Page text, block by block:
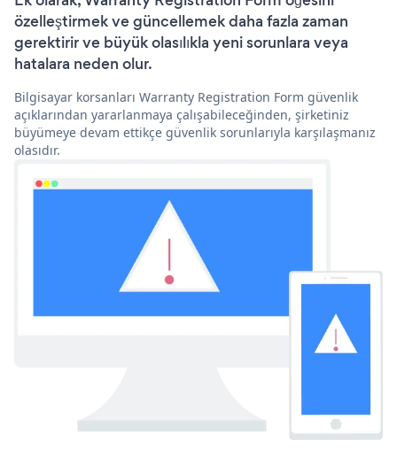
özelleştirmek ve güncellemek daha fazla zaman
gerektirir ve büyük olasılıkla yeni sorunlara veya
hatalara neden olur.
Bilgisayar korsanları Warranty Registration Form güvenlik
açıklarından yararlanmaya çalışabileceğinden, şirketiniz
büyümeye devam ettikçe güvenlik sorunlarıyla karşılaşmanız
olasıdır.